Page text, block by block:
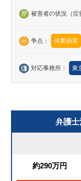
被害者の状況（症
争点： 休業損害
対応事務所： 東
弁護
約290万円